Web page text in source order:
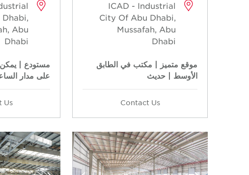
ICAD - Industrial
City Of Abu Dhabi,
Mussafah, Abu
Dhabi
موقع متميز | مكتب في الطابق
الأوسط | حديث
Contact Us
Abu
Dhabi
مستودع |
على مدار
Us